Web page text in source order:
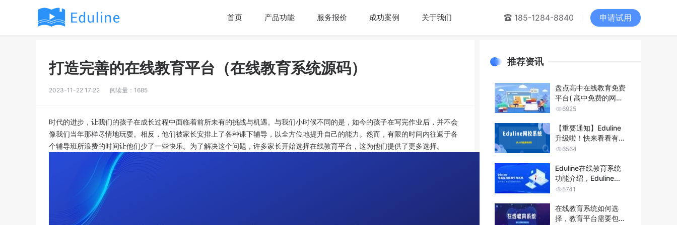
首页 产品功能 服务报价 成功案例 关于我们 185-1284-8840 申请试用
打造完善的在线教育平台（在线教育系统源码）
2023-11-22 17:22 阅读量：1685
时代的进步，让我们的孩子在成长过程中面临着前所未有的挑战与机遇。与我们小时候不同的是，如今的孩子在写完作业后，并不会
像我们当年那样尽情地玩耍。相反，他们被家长安排上了各种课下辅导，以全方位地提升自己的能力。然而，有限的时间内往返于各
个辅导班所浪费的时间让他们少了一些快乐。为了解决这个问题，许多家长开始选择在线教育平台，这为他们提供了更多选择。
推荐资讯
盘点高中在线教育免费
平台( 高中免费的网课
平台分享...
6925
【重要通知】Eduline
升级啦！快来看看有没
有你...
6564
Eduline在线教育系统
功能介绍，Eduline...
5741
在线教育系统如何选
择，教育平台需要包含